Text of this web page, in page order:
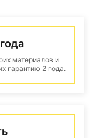
материалов и
гарантию 2 года.